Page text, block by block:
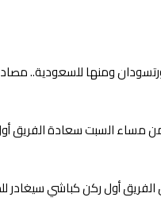
السبت سعادة الفريق
أول ركن كباشي سيغادر